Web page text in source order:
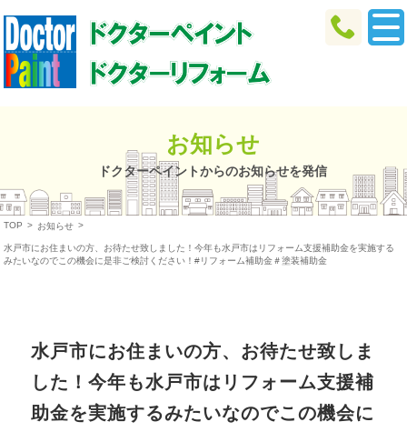
お知らせ
ドクターペイントからのお知らせを発信
TOP > お知らせ >
水戸市にお住まいの方、お待たせ致しました！今年も水戸市はリフォーム支援補助金を実施する
みたいなのでこの機会に是非ご検討ください！#リフォーム補助金＃塗装補助金
水戸市にお住まいの方、お待たせ致しま
した！今年も水戸市はリフォーム支援補
助金を実施するみたいなのでこの機会に